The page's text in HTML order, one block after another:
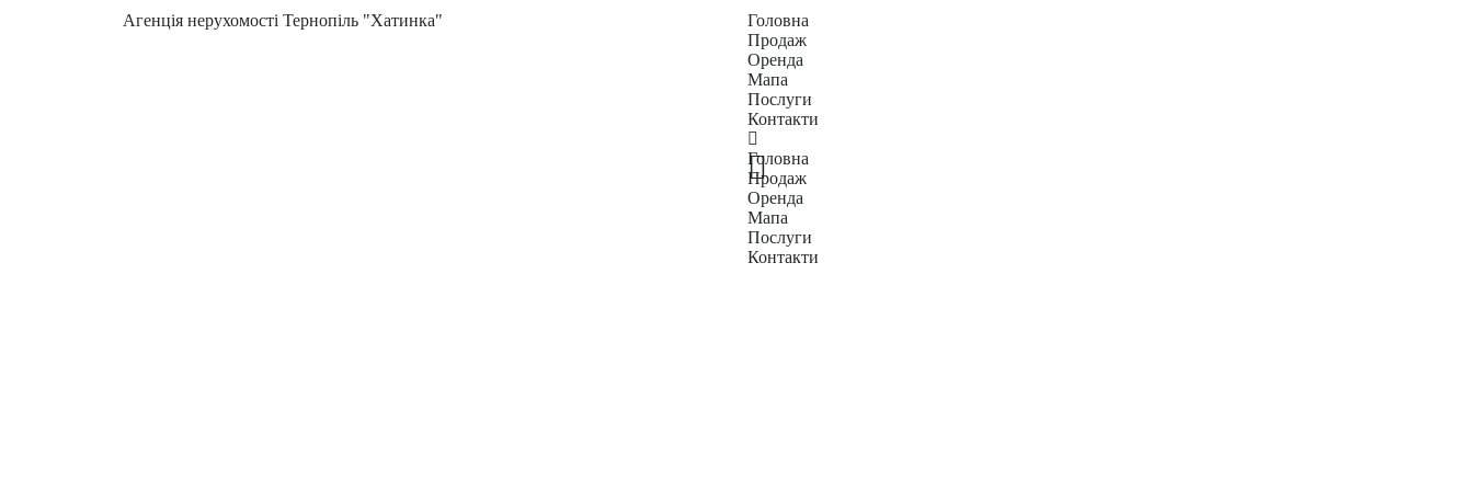
Агенція нерухомості Тернопіль "Хатинка"
Головна
Продаж
Оренда
Мапа
Послуги
Контакти
Головна
Продаж
Оренда
Мапа
Послуги
Контакти